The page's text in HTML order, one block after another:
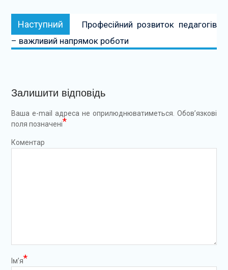
Наступний Наступний:
Професійний розвиток педагогів
– важливий напрямок роботи
Залишити відповідь
Ваша e-mail адреса не оприлюднюватиметься. Обов’язкові
поля позначені*
Коментар
Ім’я*